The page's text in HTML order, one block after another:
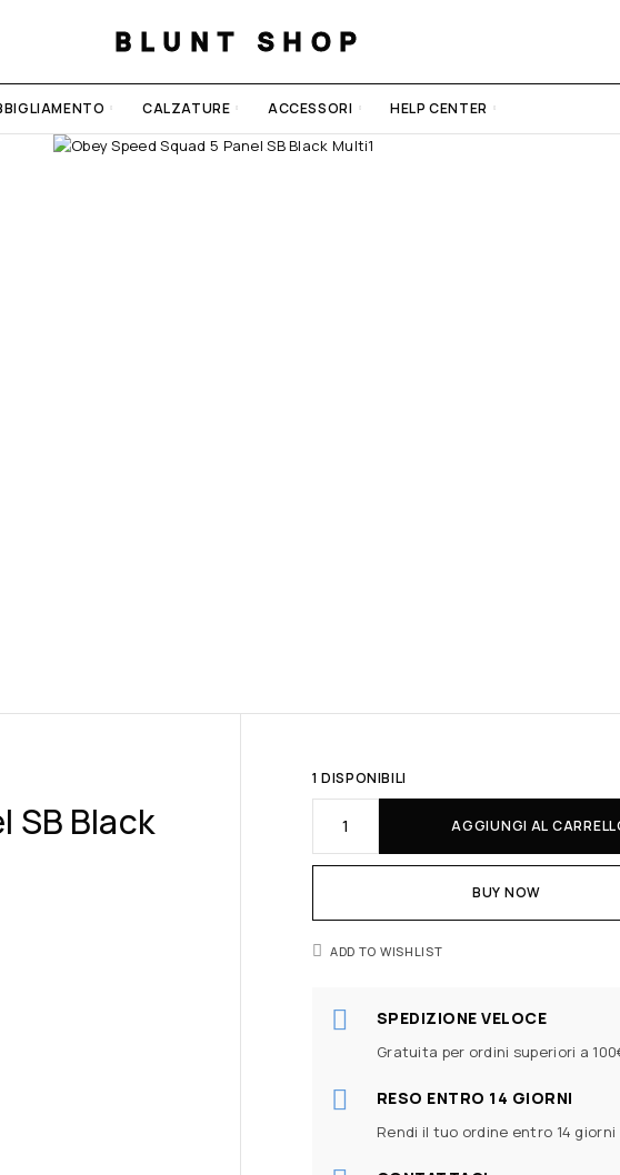
BLUNT SHOP
CALZATURE ACCESSORI HELP CENTER
SB Black
1 DISPONIBILI
AGGIUNGI AL
BUY NOW
ADD TO WISHLIST
SPEDIZIONE VELOCE
Gratuita per ordini superiori a
RESO ENTRO 14 GIORNI
Rendi il tuo ordine entro 14 giorni